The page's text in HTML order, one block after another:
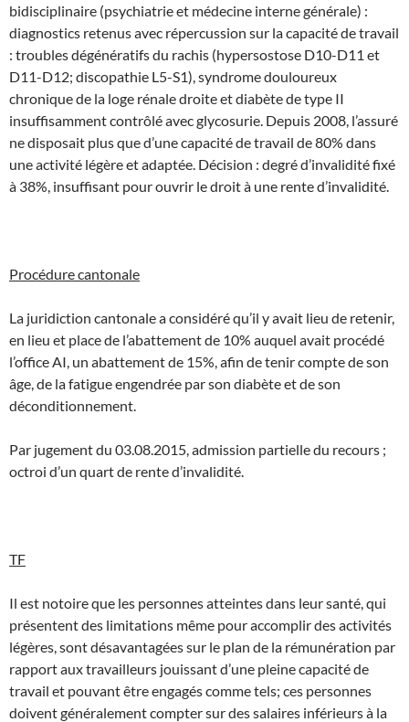
bidisciplinaire (psychiatrie et médecine interne générale) :
diagnostics retenus avec répercussion sur la capacité de travail
: troubles dégénératifs du rachis (hypersostose D10-D11 et
D11-D12; discopathie L5-S1), syndrome douloureux
chronique de la loge rénale droite et diabète de type II
insuffisamment contrôlé avec glycosurie. Depuis 2008, l’assuré
ne disposait plus que d’une capacité de travail de 80% dans
une activité légère et adaptée. Décision : degré d’invalidité fixé
à 38%, insuffisant pour ouvrir le droit à une rente d’invalidité.
Procédure cantonale
La juridiction cantonale a considéré qu’il y avait lieu de retenir,
en lieu et place de l’abattement de 10% auquel avait procédé
l’office AI, un abattement de 15%, afin de tenir compte de son
âge, de la fatigue engendrée par son diabète et de son
déconditionnement.
Par jugement du 03.08.2015, admission partielle du recours ;
octroi d’un quart de rente d’invalidité.
TF
Il est notoire que les personnes atteintes dans leur santé, qui
présentent des limitations même pour accomplir des activités
légères, sont désavantagées sur le plan de la rémunération par
rapport aux travailleurs jouissant d’une pleine capacité de
travail et pouvant être engagés comme tels; ces personnes
doivent généralement compter sur des salaires inférieurs à la